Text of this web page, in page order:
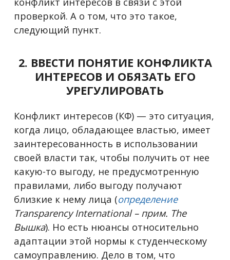
проверкой. А о том, что это такое,
следующий пункт.
2. ВВЕСТИ ПОНЯТИЕ КОНФЛИКТА
ИНТЕРЕСОВ И ОБЯЗАТЬ ЕГО
УРЕГУЛИРОВАТЬ
Конфликт интересов (КФ) — это ситуация,
когда лицо, обладающее властью, имеет
заинтересованность в использовании
своей власти так, чтобы получить от нее
какую-то выгоду, не предусмотренную
правилами, либо выгоду получают
близкие к нему лица (определение
Transparency International – прим. The
Вышка). Но есть нюансы относительно
адаптации этой нормы к студенческому
самоуправлению. Дело в том, что